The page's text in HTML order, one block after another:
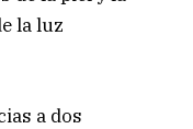
la luz
a dos